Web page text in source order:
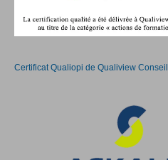
Certificat Qualiopi de Qualiview Conseil